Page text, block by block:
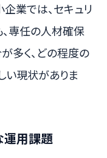
業では、セキュリ
専任の人材確保
多く、どの程度の
い現状がありま
運用課題